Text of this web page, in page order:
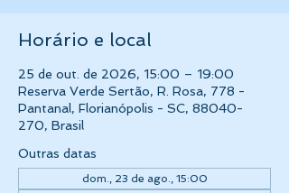
Horário e local
25 de out. de 2026, 15:00 – 19:00
Reserva Verde Sertão, R. Rosa, 778 -
Pantanal, Florianópolis - SC, 88040-
270, Brasil
Outras datas
dom., 23 de ago., 15:00